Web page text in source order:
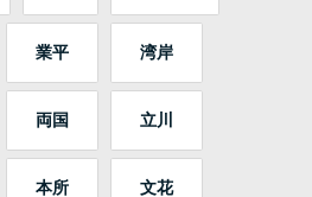
業平 湾岸
両国 立川
本所 文花